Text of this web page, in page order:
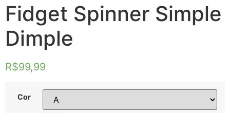
Fidget Spinner Simple
Dimple
R$99,99
Cor